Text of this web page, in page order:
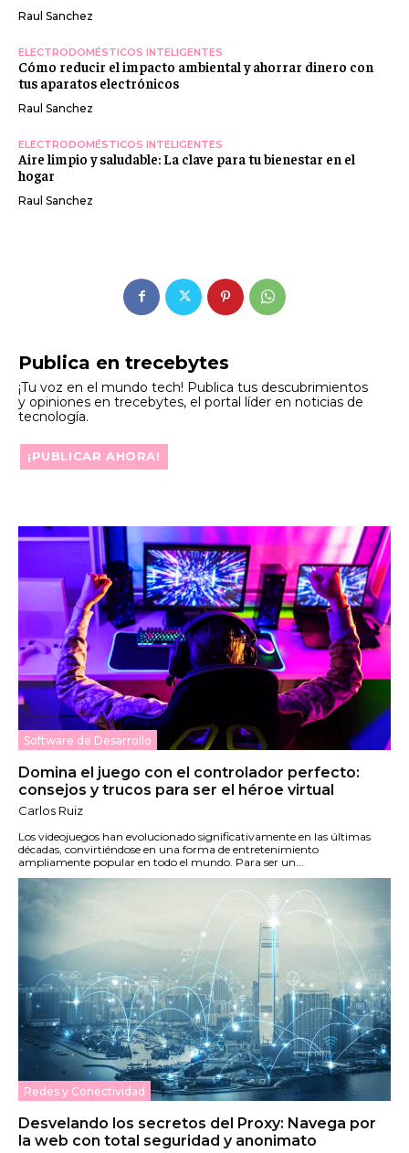
Publica en trecebytes
¡Tu voz en el mundo tech! Publica tus descubrimientos
y opiniones en trecebytes, el portal líder en noticias de
tecnología.
¡PUBLICAR AHORA!
Software de Desarrollo
Domina el juego con el controlador perfecto:
consejos y trucos para ser el héroe virtual
Carlos Ruiz
Los videojuegos han evolucionado significativamente en las últimas
décadas, convirtiéndose en una forma de entretenimiento
ampliamente popular en todo el mundo. Para ser un...
Redes y Conectividad
Desvelando los secretos del Proxy: Navega por
la web con total seguridad y anonimato
Raul Sanchez
ELECTRODOMÉSTICOS INTELIGENTES
Cómo reducir el impacto ambiental y ahorrar dinero con
tus aparatos electrónicos
Raul Sanchez
ELECTRODOMÉSTICOS INTELIGENTES
Aire limpio y saludable: La clave para tu bienestar en el
hogar
Raul Sanchez